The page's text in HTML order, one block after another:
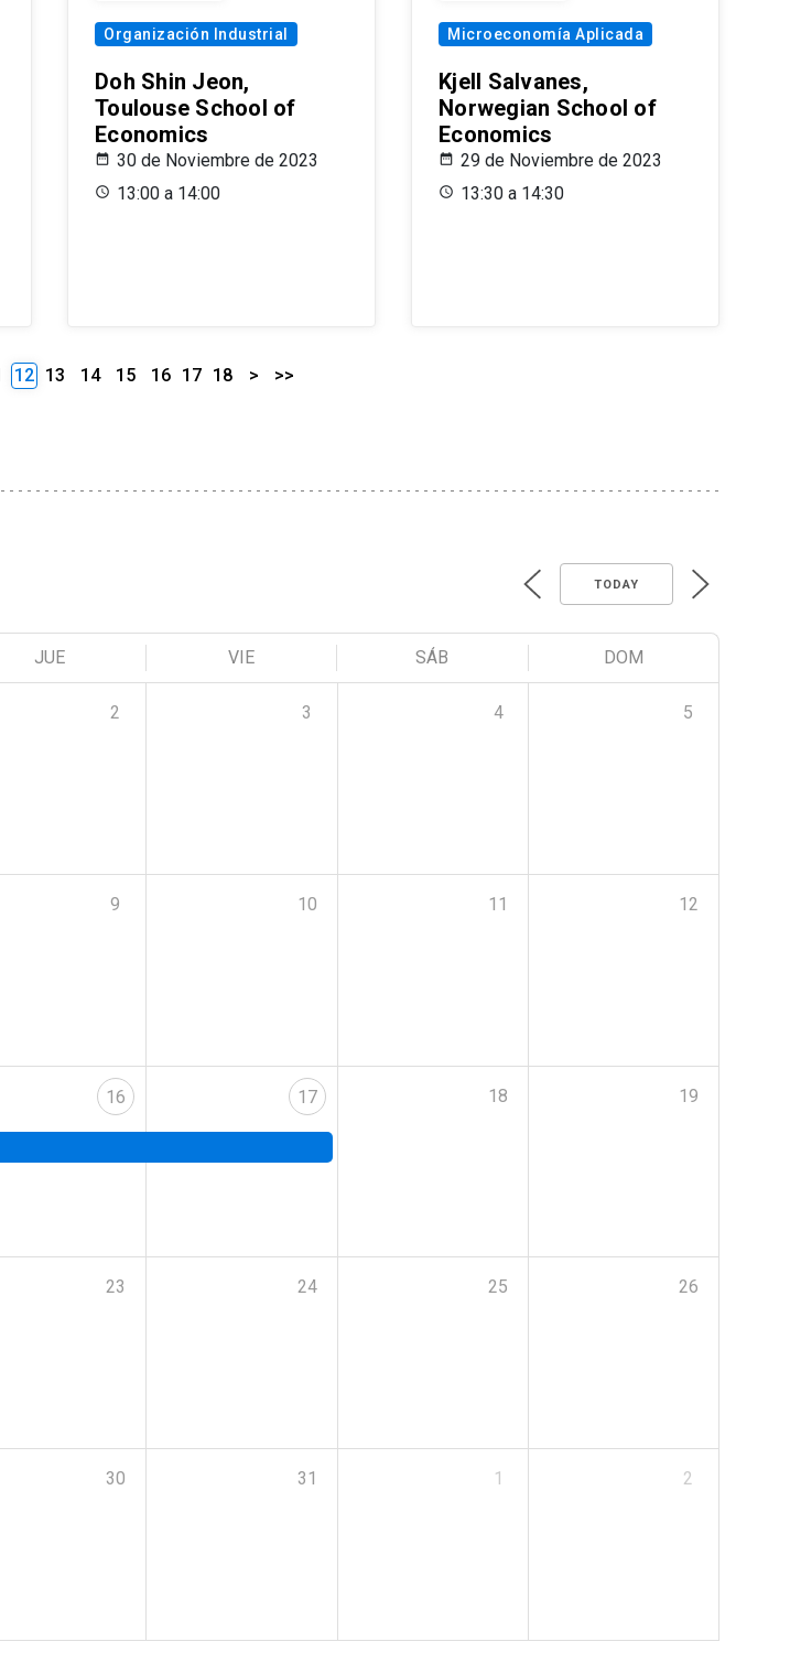
Organización Industrial
Doh Shin Jeon,
Toulouse School of
Economics
30 de Noviembre de 2023
13:00 a 14:00
Microeconomía Aplicada
Kjell Salvanes,
Norwegian School of
Economics
29 de Noviembre de 2023
13:30 a 14:30
12 13 14 15 16 17 18 > >>
TODAY
JUE VIE SÁB DOM
2 3 4 5
9 10 11 12
16 17 18 19
23 24 25 26
30 31 1 2